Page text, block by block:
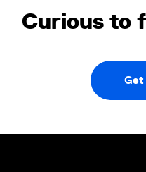
Curious to
Get